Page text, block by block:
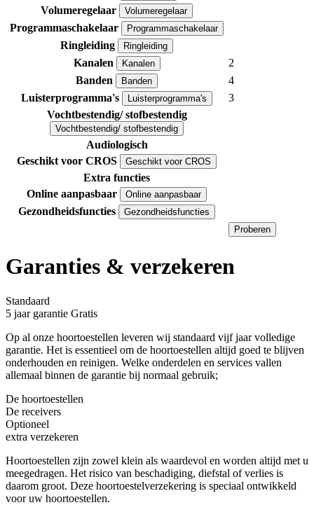
Volumeregelaar
Volumeregelaar
Programmaschakelaar Programmaschakelaar
Ringleiding Ringleiding
Kanalen Kanalen
2
Banden
Banden
4
Luisterprogramma's
Luisterprogramma's
3
Vochtbestendig/ stofbestendig
Vochtbestendig/ stofbestendig
Audiologisch
Geschikt voor CROS
Geschikt voor CROS
Extra functies
Online aanpasbaar
Online aanpasbaar
Gezondheidsfuncties
Gezondheidsfuncties
Proberen
Garanties & verzekeren
Standaard
5 jaar garantie Gratis
Op al onze hoortoestellen leveren wij standaard vijf jaar volledige
garantie. Het is essentieel om de hoortoestellen altijd goed te blijven
onderhouden en reinigen. Welke onderdelen en services vallen
allemaal binnen de garantie bij normaal gebruik;
De hoortoestellen
De receivers
Optioneel
extra verzekeren
Hoortoestellen zijn zowel klein als waardevol en worden altijd met u
meegedragen. Het risico van beschadiging, diefstal of verlies is
daarom groot. Deze hoortoestelverzekering is speciaal ontwikkeld
voor uw hoortoestellen.